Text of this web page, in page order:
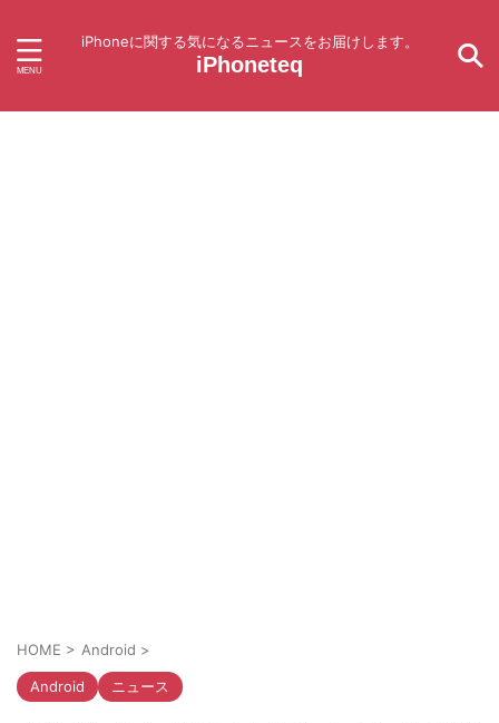
iPhoneに関する気になるニュースをお届けします。
iPhoneteq
HOME > Android >
Android ニュース